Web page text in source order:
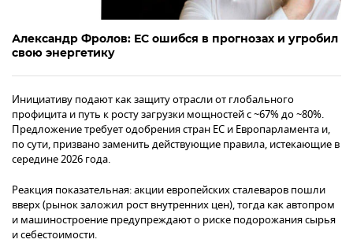
Александр Фролов: ЕС ошибся в прогнозах и угробил
свою энергетику
Инициативу подают как защиту отрасли от глобального
профицита и путь к росту загрузки мощностей с ~67% до ~80%.
Предложение требует одобрения стран ЕС и Европарламента и,
по сути, призвано заменить действующие правила, истекающие в
середине 2026 года.
Реакция показательная: акции европейских сталеваров пошли
вверх (рынок заложил рост внутренних цен), тогда как автопром
и машиностроение предупреждают о риске подорожания сырья
и себестоимости.